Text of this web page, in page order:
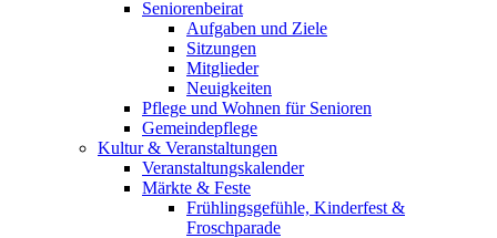
Seniorenbeirat
Aufgaben und Ziele
Sitzungen
Mitglieder
Neuigkeiten
Pflege und Wohnen für Senioren
Gemeindepflege
Kultur & Veranstaltungen
Veranstaltungskalender
Märkte & Feste
Frühlingsgefühle, Kinderfest &
Froschparade